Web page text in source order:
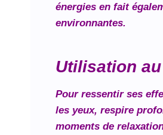
énergies en fait
environnantes.
Utilisation
Pour ressentir ses
les yeux, respire
moments de